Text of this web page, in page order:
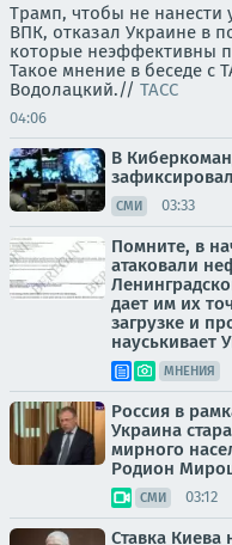
Трамп, чтобы не нанести
ВПК, отказал Украине в
которые неэффективны
Такое мнение в беседе с
Водолацкий.// ТАСС
04:06
В
СМИ 03:33
Помните, в
атаковали
дает им их
загрузке и
науськивает
МНЕНИЯ
Россия в
Украина
мирного
Родион
СМИ 03:12
Ставка